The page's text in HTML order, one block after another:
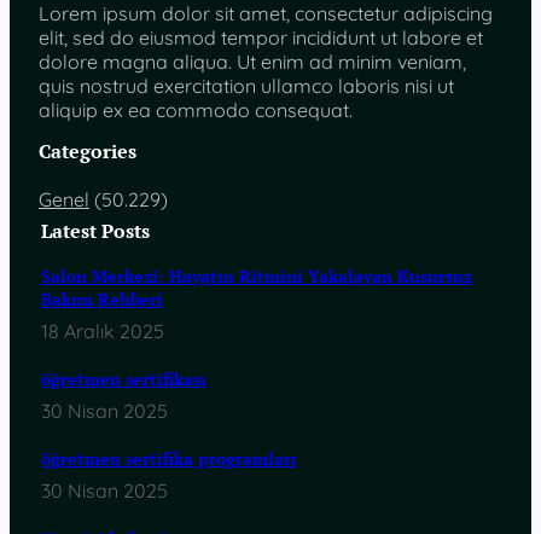
Lorem ipsum dolor sit amet, consectetur adipiscing
elit, sed do eiusmod tempor incididunt ut labore et
dolore magna aliqua. Ut enim ad minim veniam,
quis nostrud exercitation ullamco laboris nisi ut
aliquip ex ea commodo consequat.
Categories
Genel (50.229)
Latest Posts
Salon Merkezi: Hayatın Ritmini Yakalayan Kusursuz
Bakım Rehberi
18 Aralık 2025
öğretmen sertifikası
30 Nisan 2025
öğretmen sertifika programları
30 Nisan 2025